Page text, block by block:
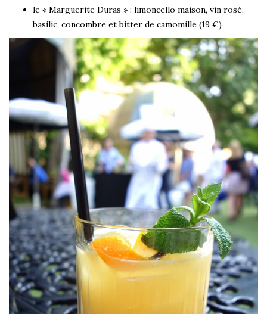
le « Marguerite Duras » : limoncello maison, vin rosé,
basilic, concombre et bitter de camomille (19 €)